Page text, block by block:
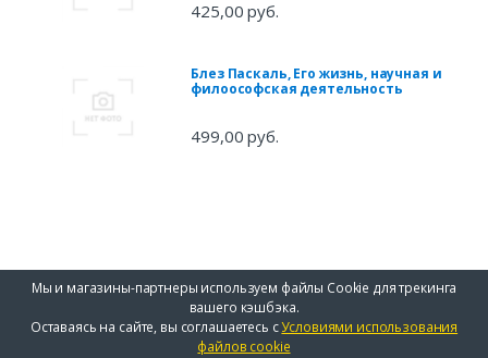
425,00 руб.
Блез Паскаль, Его жизнь, научная и
филоософская деятельность
499,00 руб.
Мы и магазины-партнеры используем файлы Cookie для трекинга
вашего кэшбэка.
Оставаясь на сайте, вы соглашаетесь сУсловиями использования
файлов cookie